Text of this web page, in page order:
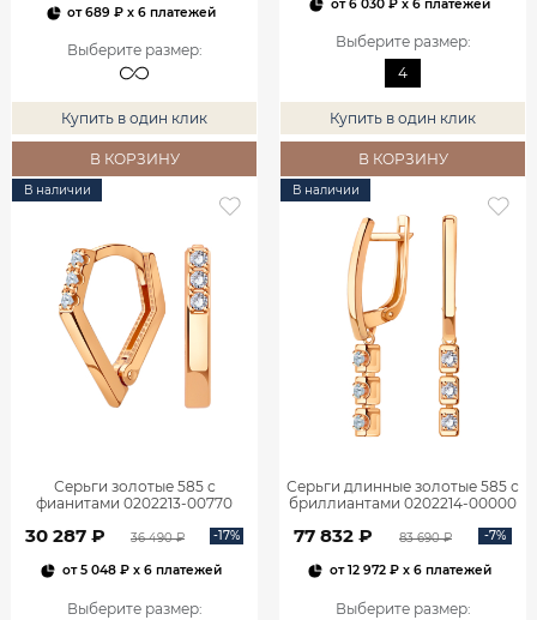
от689 ₽ x 6 платежей
Выберите размер:
Купить в один клик
В КОРЗИНУ
от6 030 ₽x 6 платежей
Выберите размер:
4
Купить в один клик
В КОРЗИНУ
В наличии
Серьги золотые 585 с
фианитами 0202213-00770
30 287 ₽ 36 490 ₽ -17%
от5 048 ₽x 6 платежей
Выберите размер:
В наличии
Серьги длинные золотые 585 с
бриллиантами 0202214-00000
77 832 ₽ 83 690 ₽ -7%
от12 972 ₽x 6 платежей
Выберите размер: